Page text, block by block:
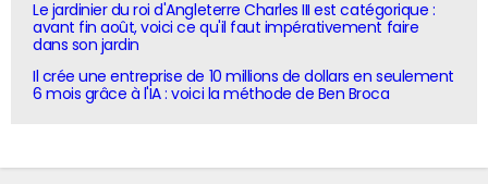
Le jardinier du roi d'Angleterre Charles III est catégorique :
avant fin août, voici ce qu'il faut impérativement faire
dans son jardin
Il crée une entreprise de 10 millions de dollars en seulement
6 mois grâce à l'IA : voici la méthode de Ben Broca